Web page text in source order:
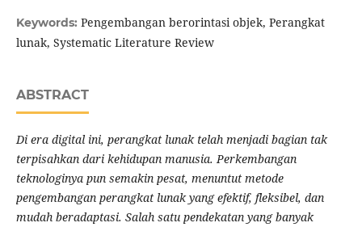
Keywords: Pengembangan berorintasi objek, Perangkat
lunak, Systematic Literature Review
ABSTRACT
Di era digital ini, perangkat lunak telah menjadi bagian tak
terpisahkan dari kehidupan manusia. Perkembangan
teknologinya pun semakin pesat, menuntut metode
pengembangan perangkat lunak yang efektif, fleksibel, dan
mudah beradaptasi. Salah satu pendekatan yang banyak